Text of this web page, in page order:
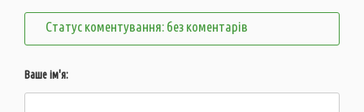
Статус коментування: без коментарів
Ваше ім'я: